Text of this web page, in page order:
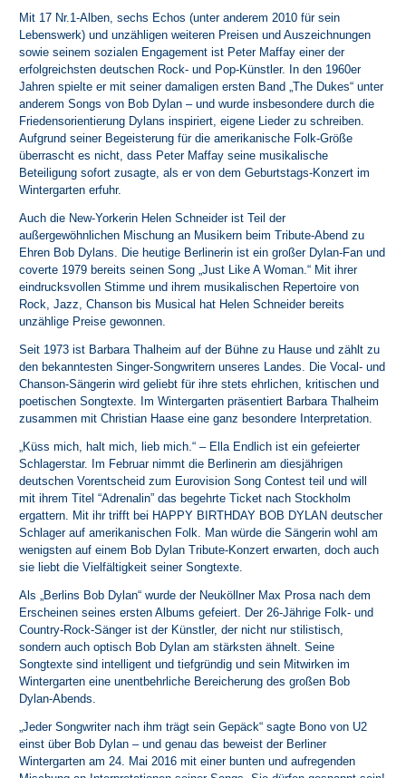
Mit 17 Nr.1-Alben, sechs Echos (unter anderem 2010 für sein
Lebenswerk) und unzähligen weiteren Preisen und Auszeichnungen
sowie seinem sozialen Engagement ist Peter Maffay einer der
erfolgreichsten deutschen Rock- und Pop-Künstler. In den 1960er
Jahren spielte er mit seiner damaligen ersten Band „The Dukes“ unter
anderem Songs von Bob Dylan – und wurde insbesondere durch die
Friedensorientierung Dylans inspiriert, eigene Lieder zu schreiben.
Aufgrund seiner Begeisterung für die amerikanische Folk-Größe
überrascht es nicht, dass Peter Maffay seine musikalische
Beteiligung sofort zusagte, als er von dem Geburtstags-Konzert im
Wintergarten erfuhr.
Auch die New-Yorkerin Helen Schneider ist Teil der
außergewöhnlichen Mischung an Musikern beim Tribute-Abend zu
Ehren Bob Dylans. Die heutige Berlinerin ist ein großer Dylan-Fan und
coverte 1979 bereits seinen Song „Just Like A Woman.“ Mit ihrer
eindrucksvollen Stimme und ihrem musikalischen Repertoire von
Rock, Jazz, Chanson bis Musical hat Helen Schneider bereits
unzählige Preise gewonnen.
Seit 1973 ist Barbara Thalheim auf der Bühne zu Hause und zählt zu
den bekanntesten Singer-Songwritern unseres Landes. Die Vocal- und
Chanson-Sängerin wird geliebt für ihre stets ehrlichen, kritischen und
poetischen Songtexte. Im Wintergarten präsentiert Barbara Thalheim
zusammen mit Christian Haase eine ganz besondere Interpretation.
„Küss mich, halt mich, lieb mich.“ – Ella Endlich ist ein gefeierter
Schlagerstar. Im Februar nimmt die Berlinerin am diesjährigen
deutschen Vorentscheid zum Eurovision Song Contest teil und will
mit ihrem Titel “Adrenalin” das begehrte Ticket nach Stockholm
ergattern. Mit ihr trifft bei HAPPY BIRTHDAY BOB DYLAN deutscher
Schlager auf amerikanischen Folk. Man würde die Sängerin wohl am
wenigsten auf einem Bob Dylan Tribute-Konzert erwarten, doch auch
sie liebt die Vielfältigkeit seiner Songtexte.
Als „Berlins Bob Dylan“ wurde der Neuköllner Max Prosa nach dem
Erscheinen seines ersten Albums gefeiert. Der 26-Jährige Folk- und
Country-Rock-Sänger ist der Künstler, der nicht nur stilistisch,
sondern auch optisch Bob Dylan am stärksten ähnelt. Seine
Songtexte sind intelligent und tiefgründig und sein Mitwirken im
Wintergarten eine unentbehrliche Bereicherung des großen Bob
Dylan-Abends.
„Jeder Songwriter nach ihm trägt sein Gepäck“ sagte Bono von U2
einst über Bob Dylan – und genau das beweist der Berliner
Wintergarten am 24. Mai 2016 mit einer bunten und aufregenden